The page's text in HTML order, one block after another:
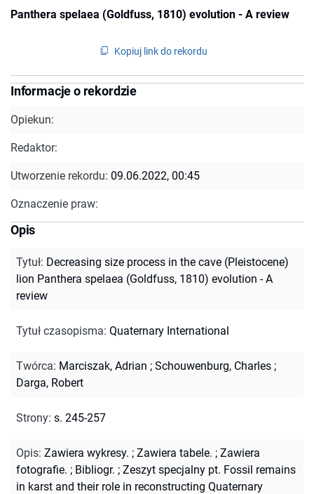
Panthera spelaea (Goldfuss, 1810) evolution - A review
Kopiuj link do rekordu
Informacje o rekordzie
Opiekun:
Redaktor:
Utworzenie rekordu: 09.06.2022, 00:45
Oznaczenie praw:
Opis
Tytuł: Decreasing size process in the cave (Pleistocene)
lion Panthera spelaea (Goldfuss, 1810) evolution - A
review
Tytuł czasopisma: Quaternary International
Twórca: Marciszak, Adrian ; Schouwenburg, Charles ;
Darga, Robert
Strony: s. 245-257
Opis: Zawiera wykresy. ; Zawiera tabele. ; Zawiera
fotografie. ; Bibliogr. ; Zeszyt specjalny pt. Fossil remains
in karst and their role in reconstructing Quaternary